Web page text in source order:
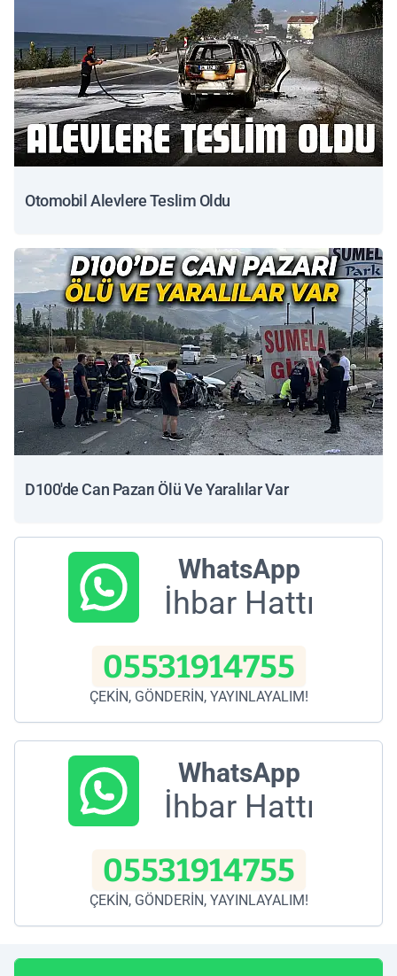
Otomobil Alevlere Teslim Oldu
D100'de Can Pazarı Ölü Ve Yaralılar Var
WhatsApp
İhbar Hattı
05531914755
ÇEKİN, GÖNDERİN, YAYINLAYALIM!
WhatsApp
İhbar Hattı
05531914755
ÇEKİN, GÖNDERİN, YAYINLAYALIM!